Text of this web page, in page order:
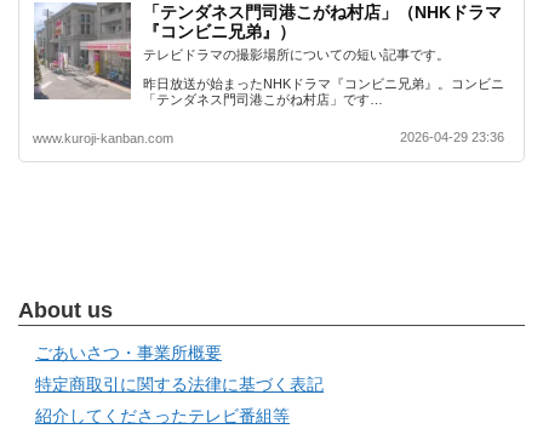
「テンダネス門司港こがね村店」（NHKドラマ
『コンビニ兄弟』）
テレビドラマの撮影場所についての短い記事です。
昨日放送が始まったNHKドラマ『コンビニ兄弟』。コンビニ
「テンダネス門司港こがね村店」です…
www.kuroji-kanban.com 2026-04-29 23:36
About us
ごあいさつ・事業所概要
特定商取引に関する法律に基づく表記
紹介してくださったテレビ番組等